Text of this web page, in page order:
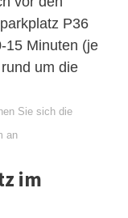
P36
15 Minuten (je
um die
Sie sich die
an
im